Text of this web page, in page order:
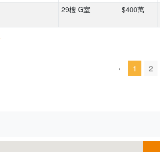
29樓 G室 $400萬
‹ 1 2